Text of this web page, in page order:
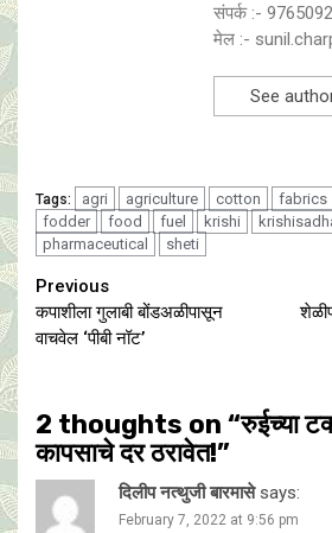
संपर्क :-
मेल :-
See
Tags: agri agriculture cotton fabrics
fodder
food fuel krishi
pharmaceutical
sheti
Continue
Reading
Previous
कपाशीला गुलाबी बोंडअळीपासून
वाचवेल ‘पीबी नॉट’
2 thoughts on “रुईच्या
कापसाचे दर ठरावेत!”
दिलीप नत्थुजी बारमासे says:
February 7, 2022 at 9:56 pm